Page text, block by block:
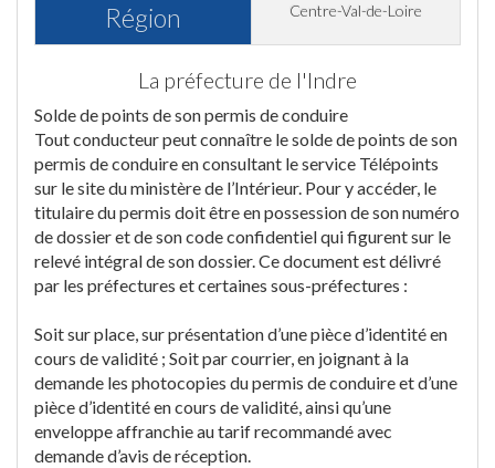
Région Centre-Val-de-Loire
La préfecture de l'Indre
Solde de points de son permis de conduire
Tout conducteur peut connaître le solde de points de son
permis de conduire en consultant le service Télépoints
sur le site du ministère de l’Intérieur. Pour y accéder, le
titulaire du permis doit être en possession de son numéro
de dossier et de son code confidentiel qui figurent sur le
relevé intégral de son dossier. Ce document est délivré
par les préfectures et certaines sous-préfectures :
Soit sur place, sur présentation d’une pièce d’identité en
cours de validité ; Soit par courrier, en joignant à la
demande les photocopies du permis de conduire et d’une
pièce d’identité en cours de validité, ainsi qu’une
enveloppe affranchie au tarif recommandé avec
demande d’avis de réception.